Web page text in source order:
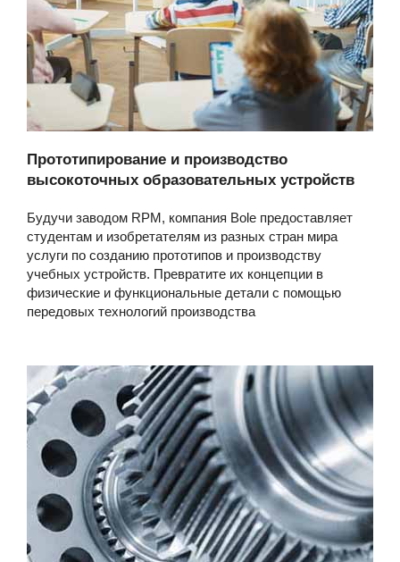
Прототипирование и производство
высокоточных образовательных устройств
Будучи заводом RPM, компания Bole предоставляет
студентам и изобретателям из разных стран мира
услуги по созданию прототипов и производству
учебных устройств. Превратите их концепции в
физические и функциональные детали с помощью
передовых технологий производства